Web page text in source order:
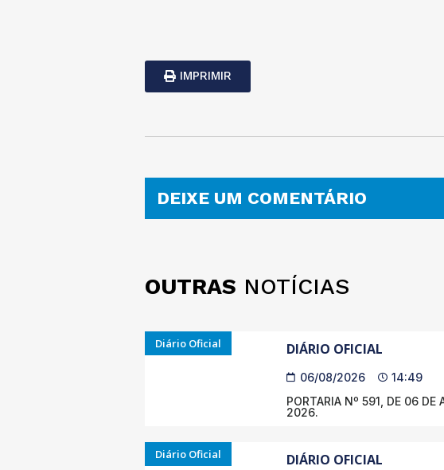
IMPRIMIR
DEIXE UM COMENTÁRIO
OUTRAS NOTÍCIAS
Diário Oficial DIÁRIO OFICIAL
06/08/2026
14:49
PORTARIA Nº 591, DE 06 DE
2026.
Diário Oficial DIÁRIO OFICIAL